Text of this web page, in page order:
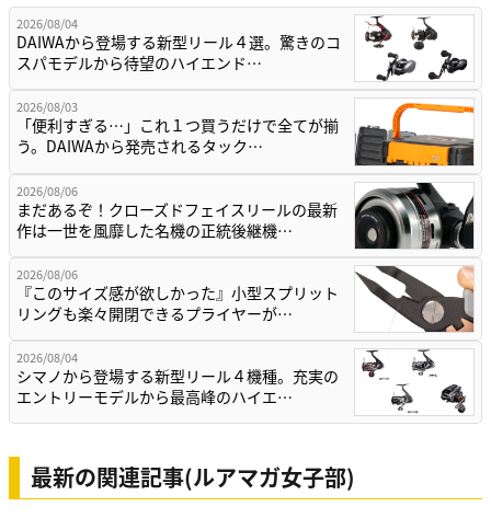
2026/08/04
DAIWAから登場する新型リール４選。驚きのコ
スパモデルから待望のハイエンド…
2026/08/03
「便利すぎる…」これ１つ買うだけで全てが揃
う。DAIWAから発売されるタック…
2026/08/06
まだあるぞ！クローズドフェイスリールの最新
作は一世を風靡した名機の正統後継機…
2026/08/06
『このサイズ感が欲しかった』小型スプリット
リングも楽々開閉できるプライヤーが…
2026/08/04
シマノから登場する新型リール４機種。充実の
エントリーモデルから最高峰のハイエ…
最新の関連記事(ルアマガ女子部)